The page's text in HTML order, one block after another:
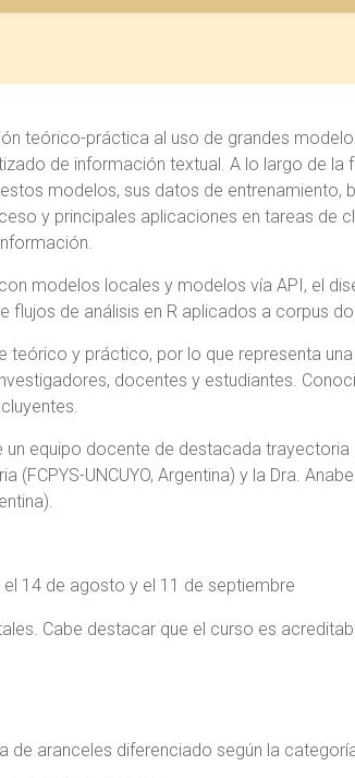
teórico-práctica al uso de grandes
de información textual. A lo largo de la
modelos, sus datos de entrenamiento,
y principales aplicaciones en tareas de
modelos locales y modelos vía API, el
flujos de análisis en R aplicados a corpus
teórico y práctico, por lo que representa
docentes y estudiantes.
equipo docente de destacada trayectoria
(FCPYS-UNCUYO, Argentina) y la Dra.
14 de agosto y el 11 de septiembre
Cabe destacar que el curso es
de aranceles diferenciado según la